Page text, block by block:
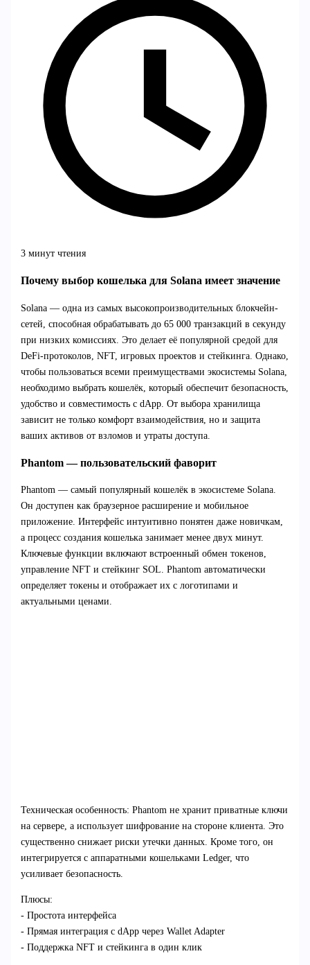
3 минут чтения
Почему выбор кошелька для Solana имеет значение
Solana — одна из самых высокопроизводительных блокчейн-
сетей, способная обрабатывать до 65 000 транзакций в секунду
при низких комиссиях. Это делает её популярной средой для
DeFi-протоколов, NFT, игровых проектов и стейкинга. Однако,
чтобы пользоваться всеми преимуществами экосистемы Solana,
необходимо выбрать кошелёк, который обеспечит безопасность,
удобство и совместимость с dApp. От выбора хранилища
зависит не только комфорт взаимодействия, но и защита
ваших активов от взломов и утраты доступа.
Phantom — пользовательский фаворит
Phantom — самый популярный кошелёк в экосистеме Solana.
Он доступен как браузерное расширение и мобильное
приложение. Интерфейс интуитивно понятен даже новичкам,
а процесс создания кошелька занимает менее двух минут.
Ключевые функции включают встроенный обмен токенов,
управление NFT и стейкинг SOL. Phantom автоматически
определяет токены и отображает их с логотипами и
актуальными ценами.
Техническая особенность: Phantom не хранит приватные ключи
на сервере, а использует шифрование на стороне клиента. Это
существенно снижает риски утечки данных. Кроме того, он
интегрируется с аппаратными кошельками Ledger, что
усиливает безопасность.
Плюсы:
- Простота интерфейса
- Прямая интеграция с dApp через Wallet Adapter
- Поддержка NFT и стейкинга в один клик